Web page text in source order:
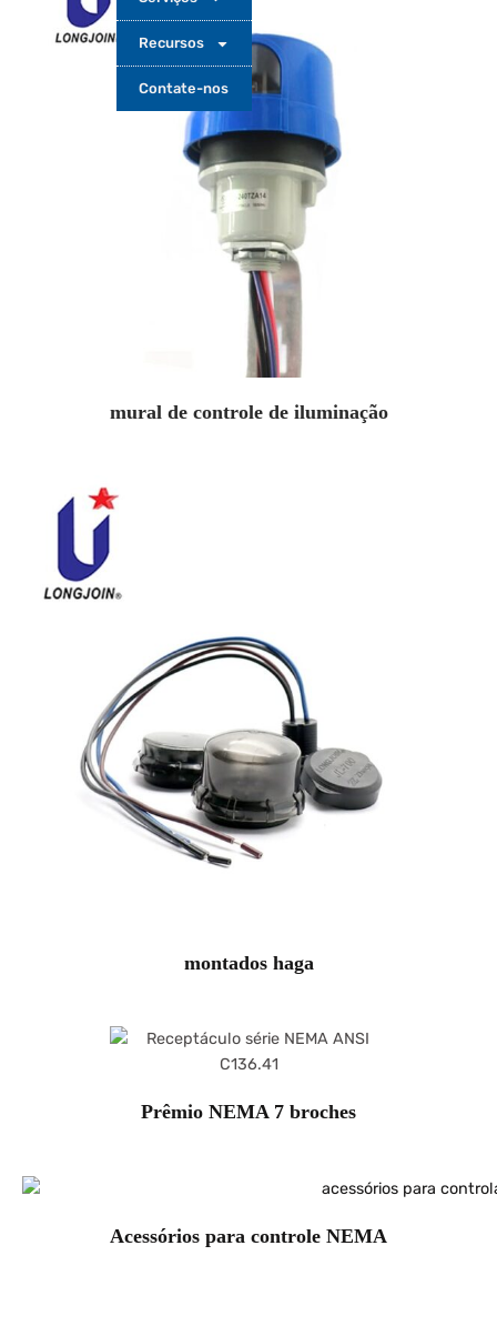
Recursos
Contate-nos
mural de controle de iluminação
montados haga
Prêmio NEMA 7 broches
Acessórios para controle NEMA